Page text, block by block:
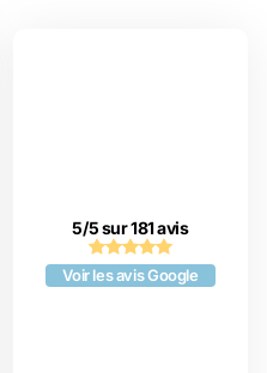
5/5 sur 181 avis
Voir les avis Google